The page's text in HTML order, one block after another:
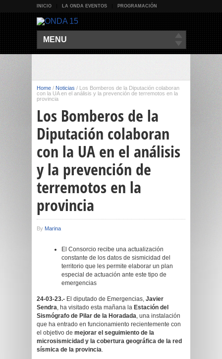
INICIO LA ONDA EVENTOS PROGRAMACIÓN
MENU
Home / Noticias / Los Bomberos de la Diputación colaboran
con la UA en el análisis y la prevención de terremotos en la
provincia
Los Bomberos de la
Diputación colaboran
con la UA en el análisis
y la prevención de
terremotos en la
provincia
By Marina
El Consorcio recibe una actualización
constante de los datos de sismicidad del
territorio que les permite elaborar un plan
especial de actuación ante este tipo de
emergencias
24-03-23.- El diputado de Emergencias, Javier
Sendra, ha visitado esta mañana la Estación del
Sismógrafo de Pilar de la Horadada, una instalación
que ha entrado en funcionamiento recientemente con
el objetivo de mejorar el seguimiento de la
microsismicidad y la cobertura geográfica de la red
sísmica de la provincia.